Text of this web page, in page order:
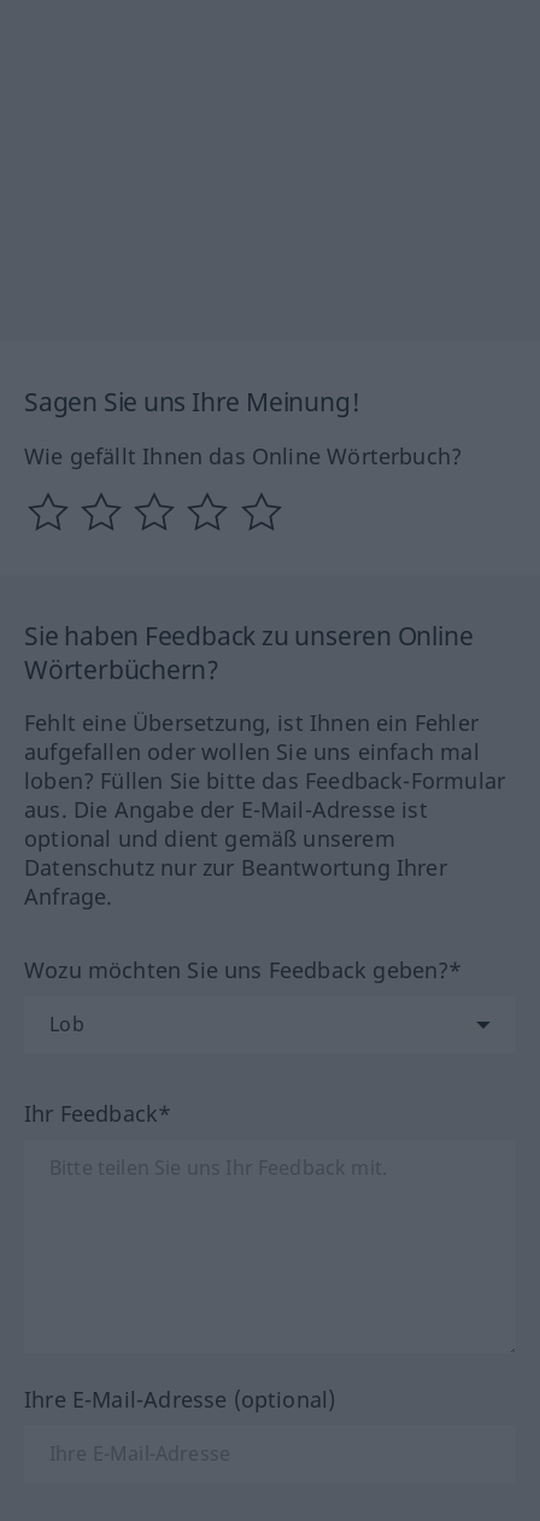
Sagen Sie uns Ihre Meinung!
Wie gefällt Ihnen das Online Wörterbuch?
Sie haben Feedback zu unseren Online
Wörterbüchern?
Fehlt eine Übersetzung, ist Ihnen ein Fehler
aufgefallen oder wollen Sie uns einfach mal
loben? Füllen Sie bitte das Feedback-Formular
aus. Die Angabe der E-Mail-Adresse ist
optional und dient gemäß unserem
Datenschutz nur zur Beantwortung Ihrer
Anfrage.
Wozu möchten Sie uns Feedback geben?*
Ihr Feedback*
Ihre E-Mail-Adresse (optional)